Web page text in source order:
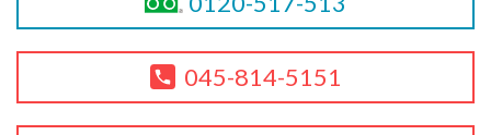
045-814-5151